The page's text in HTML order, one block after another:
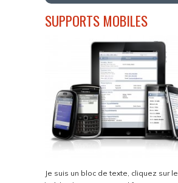
SUPPORTS MOBILES
Je suis un bloc de texte, cliquez sur